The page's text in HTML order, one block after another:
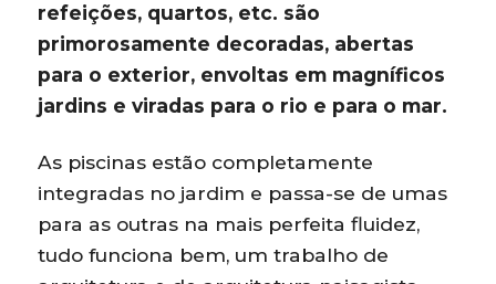
refeições, quartos, etc. são
primorosamente decoradas, abertas
para o exterior, envoltas em magníficos
jardins e viradas para o rio e para o mar.
As piscinas estão completamente
integradas no jardim e passa-se de umas
para as outras na mais perfeita fluidez,
tudo funciona bem, um trabalho de